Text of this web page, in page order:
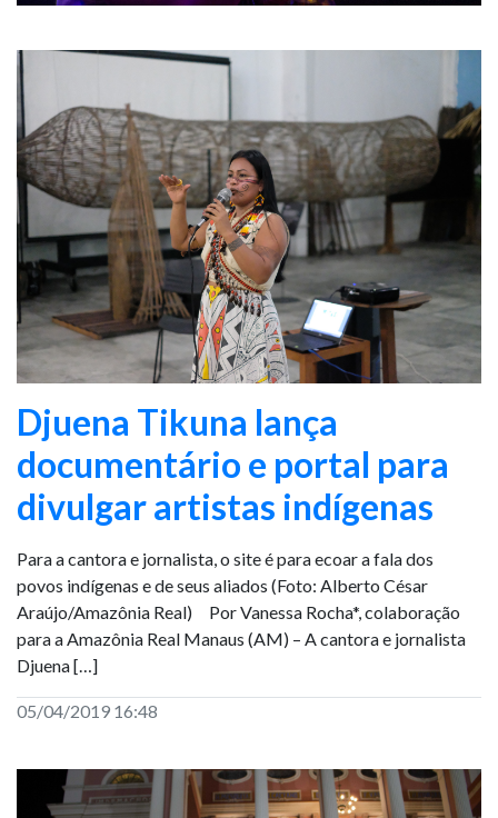
Djuena Tikuna lança
documentário e portal para
divulgar artistas indígenas
Para a cantora e jornalista, o site é para ecoar a fala dos
povos indígenas e de seus aliados (Foto: Alberto César
Araújo/Amazônia Real) Por Vanessa Rocha*, colaboração
para a Amazônia Real Manaus (AM) – A cantora e jornalista
Djuena […]
05/04/2019 16:48